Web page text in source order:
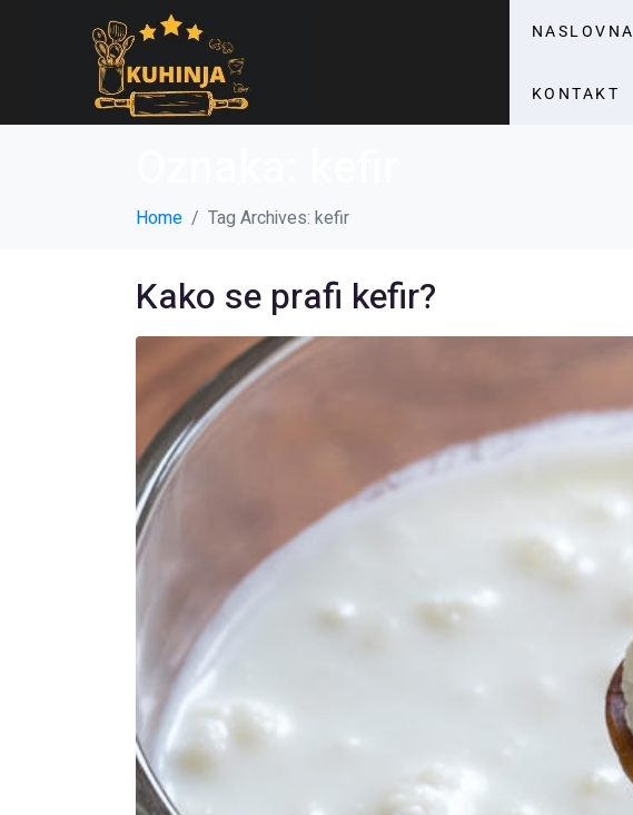
NASLOVNA
KONTAKT
Home Tag Archives: kefir
Kako se prafi kefir?